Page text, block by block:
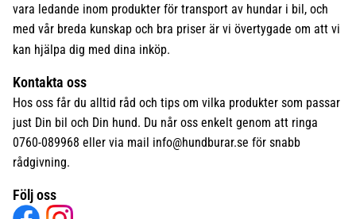
vara ledande inom produkter för transport av hundar i bil, och
med vår breda kunskap och bra priser är vi övertygade om att vi
kan hjälpa dig med dina inköp.
Kontakta oss
Hos oss får du alltid råd och tips om vilka produkter som passar
just Din bil och Din hund. Du når oss enkelt genom att ringa
0760-089968 eller via mail info@hundburar.se för snabb
rådgivning.
Följ oss